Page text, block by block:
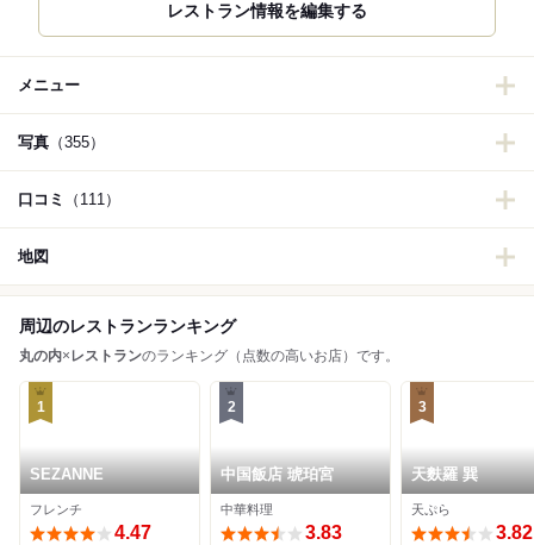
レストラン情報を編集する
メニュー
写真 （355）
口コミ （111）
地図
周辺のレストランランキング
丸の内× レストランのランキング（点数の高いお店）です。
1
SEZANNE
フレンチ
4.47
2
中国飯店 琥珀宮
中華料理
3.83
3
天麩羅 巽
天ぷら
3.82